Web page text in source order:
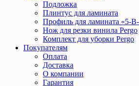
Подложка
Плинтус для ламината
Профиль для ламината «5-
Нож для резки винила Pergo
Комплект для уборки Pergo
Покупателям
Оплата
Доставка
О компании
Гарантия